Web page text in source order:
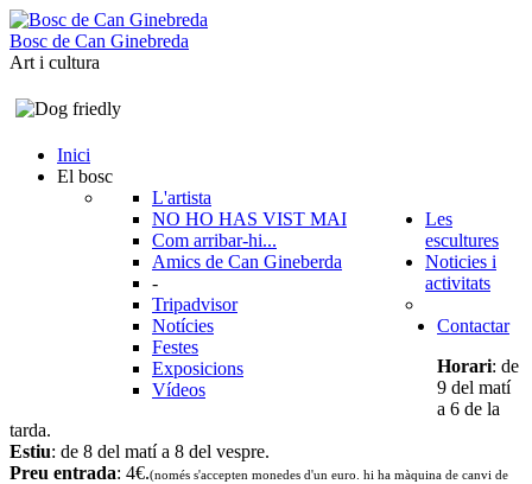
Bosc de Can Ginebreda
Art i cultura
Inici
El bosc
L'artista
NO HO HAS VIST MAI
Com arribar-hi...
Amics de Can Gineberda
-
Tripadvisor
Les
escultures
Noticies i
activitats
Notícies
Festes
Exposicions
Vídeos
Contactar
Horari: de
9 del matí
a 6 de la
tarda.
Estiu: de 8 del matí a 8 del vespre.
Preu entrada: 4€.(només s'accepten monedes d'un euro. hi ha màquina de canvi de